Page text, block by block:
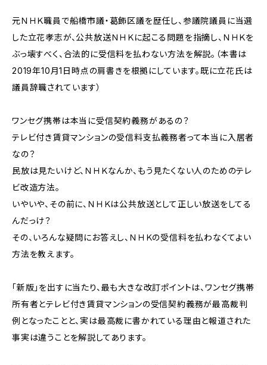
元ＮＨＫ職員で船橋市議・葛飾区議を歴任し、参議院議員に当選
した立花孝志が、公共放送ＮＨＫに起こる問題を指摘し、ＮＨＫを
ぶっ壊すべく、合法的に受信料を払わない方法を解説。（本書は
2019年10月1日時点の肩書きを根拠にしています。既に立花氏は
議員辞職されています）
ワンセグ携帯は本当に受信契約義務があるの？
テレビ付き賃貸マンションの受信料支払義務者って本当に入居者
なの？
民放は見たいけど、ＮＨＫなんか、もう見たくない人のためのテレ
ビ改造方法。
いやいや、その前に、ＮＨＫは公共放送として正しい放送をしてる
んだっけ？
その、いろんな疑問にお答えし、ＮＨＫの受信料を払わなくてよい
方法を教えます。
「新版」を出すに当たり、最も大きな改訂ポイントは、ワンセグ携帯
所有者とテレビ付き賃貸マンションの受信契約義務が最高裁判
例となったことと、実は最高裁に書かれている理由と報道された
事実は違うことを解説してあります。